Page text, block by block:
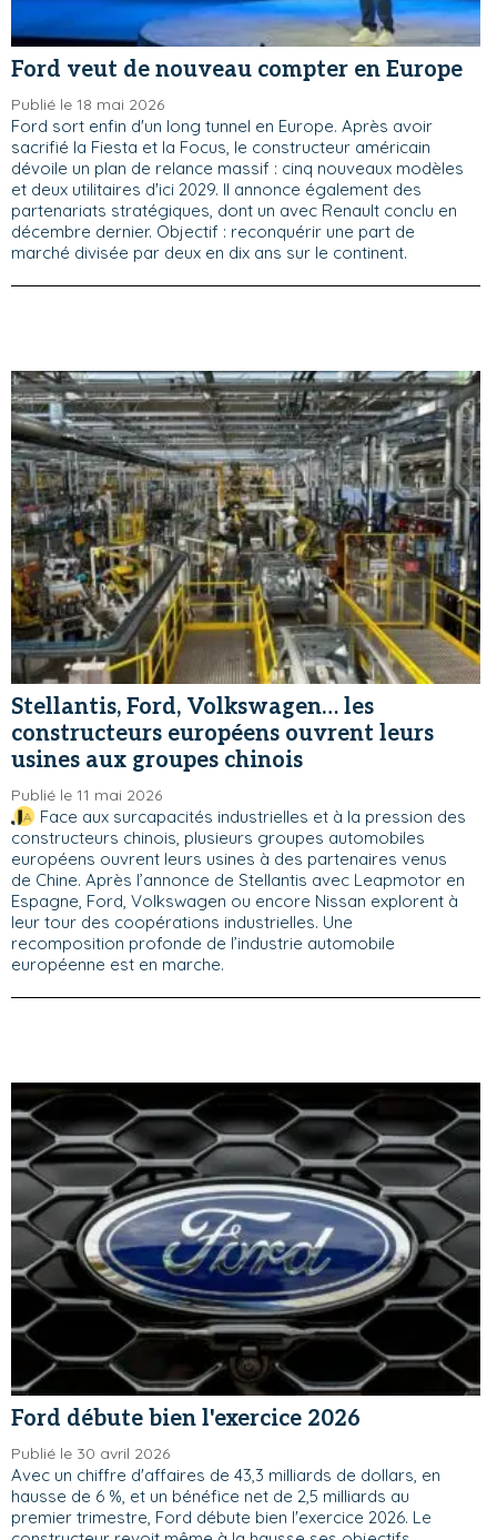
Ford veut de nouveau compter en Europe
Publié le 18 mai 2026
Ford sort enfin d'un long tunnel en Europe. Après avoir
sacrifié la Fiesta et la Focus, le constructeur américain
dévoile un plan de relance massif : cinq nouveaux modèles
et deux utilitaires d'ici 2029. Il annonce également des
partenariats stratégiques, dont un avec Renault conclu en
décembre dernier. Objectif : reconquérir une part de
marché divisée par deux en dix ans sur le continent.
Stellantis, Ford, Volkswagen… les
constructeurs européens ouvrent leurs
usines aux groupes chinois
Publié le 11 mai 2026
Face aux surcapacités industrielles et à la pression des
constructeurs chinois, plusieurs groupes automobiles
européens ouvrent leurs usines à des partenaires venus
de Chine. Après l’annonce de Stellantis avec Leapmotor en
Espagne, Ford, Volkswagen ou encore Nissan explorent à
leur tour des coopérations industrielles. Une
recomposition profonde de l’industrie automobile
européenne est en marche.
Ford débute bien l'exercice 2026
Publié le 30 avril 2026
Avec un chiffre d'affaires de 43,3 milliards de dollars, en
hausse de 6 %, et un bénéfice net de 2,5 milliards au
premier trimestre, Ford débute bien l'exercice 2026. Le